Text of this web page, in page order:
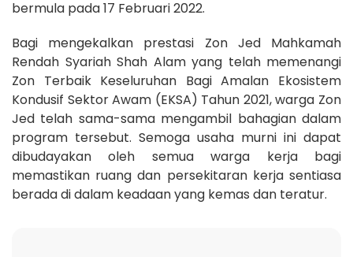
bermula pada 17 Februari 2022.
Bagi mengekalkan prestasi Zon Jed Mahkamah
Rendah Syariah Shah Alam yang telah memenangi
Zon Terbaik Keseluruhan Bagi Amalan Ekosistem
Kondusif Sektor Awam (EKSA) Tahun 2021, warga Zon
Jed telah sama-sama mengambil bahagian dalam
program tersebut. Semoga usaha murni ini dapat
dibudayakan oleh semua warga kerja bagi
memastikan ruang dan persekitaran kerja sentiasa
berada di dalam keadaan yang kemas dan teratur.